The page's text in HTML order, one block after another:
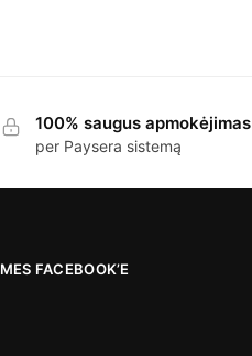
100% saugus apmokėjimas
per Paysera sistemą
MES FACEBOOK’E